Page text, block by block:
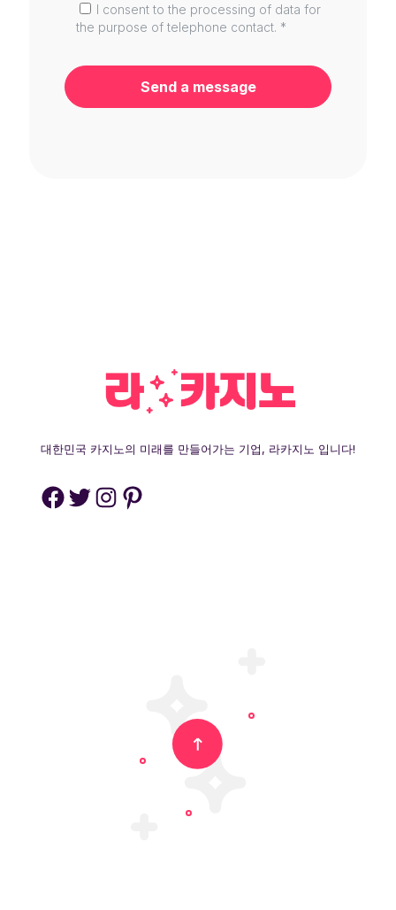
I consent to the processing of data for
the purpose of telephone contact. *
대한민국 카지노의 미래를 만들어가는 기업, 라카지노 입니다!
Facebook
Twitter
Instagram
Pinterest